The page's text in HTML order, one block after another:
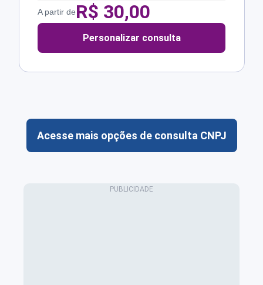
A partir deR$ 30,00
Personalizar consulta
Acesse mais opções de consulta CNPJ